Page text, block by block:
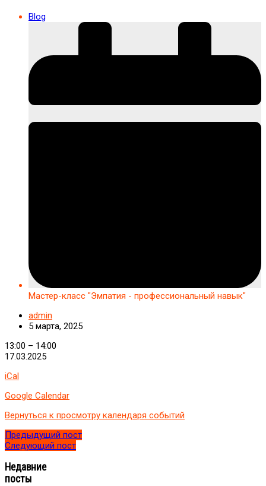
Blog
Мастер-класс "Эмпатия - профессиональный навык"
admin
5 марта, 2025
Мастер-
класс
-
навык"
13:00 – 14:00
17.03.2025
iCal
Google Calendar
Вернуться к просмотру календаря событий
Предыдущий пост
Следующий пост
Недавние
посты